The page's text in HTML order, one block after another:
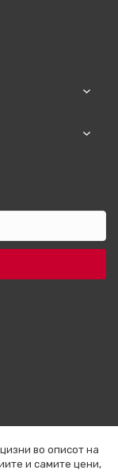
во описот на
и самите цени,